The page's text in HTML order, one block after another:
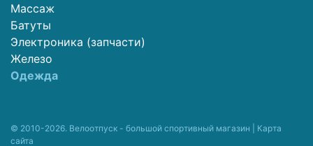
Массаж
Батуты
Электроника (запчасти)
Железо
Одежда
© 2010-2026. Велоотпуск - большой спортивный магазин | Карта
сайта